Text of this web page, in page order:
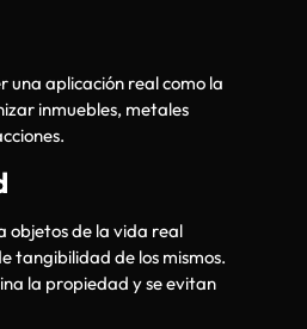
una aplicación real como la
inmuebles, metales
objetos de la vida real
tangibilidad de los mismos.
la propiedad y se evitan